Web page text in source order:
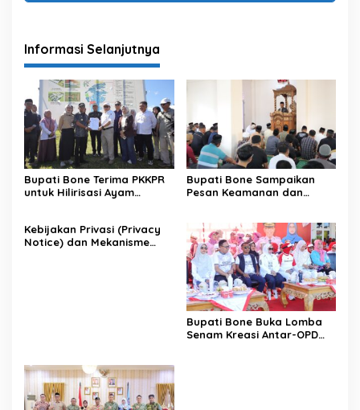
Informasi Selanjutnya
Bupati Bone Terima PKKPR
untuk Hilirisasi Ayam
Bupati Bone Sampaikan
Pesan Keamanan dan
Kebijakan Privasi (Privacy
Notice) dan Mekanisme
Bupati Bone Buka Lomba
Senam Kreasi Antar-OPD